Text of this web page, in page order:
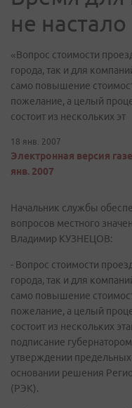
не настало
«Вопрос стоимости
города, так и для
само повышение
пожелание, а целый
состоит из нескольких эт
18 янв. 2007
Электронная версия
янв. 2007
Начальник службы
вопросов местного
Владимир КУЗНЕЦОВ:
- Вопрос стоимости
города, так и для
само повышение
пожелание, а целый
состоит из нескольких
подписание
утверждении
основании решения
(РЭК).